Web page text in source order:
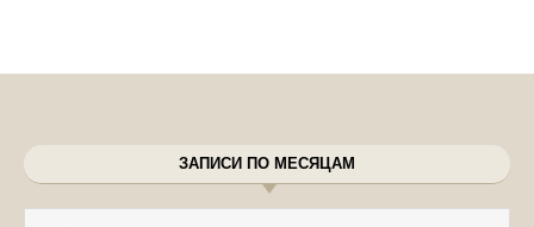
ЗАПИСИ ПО МЕСЯЦАМ